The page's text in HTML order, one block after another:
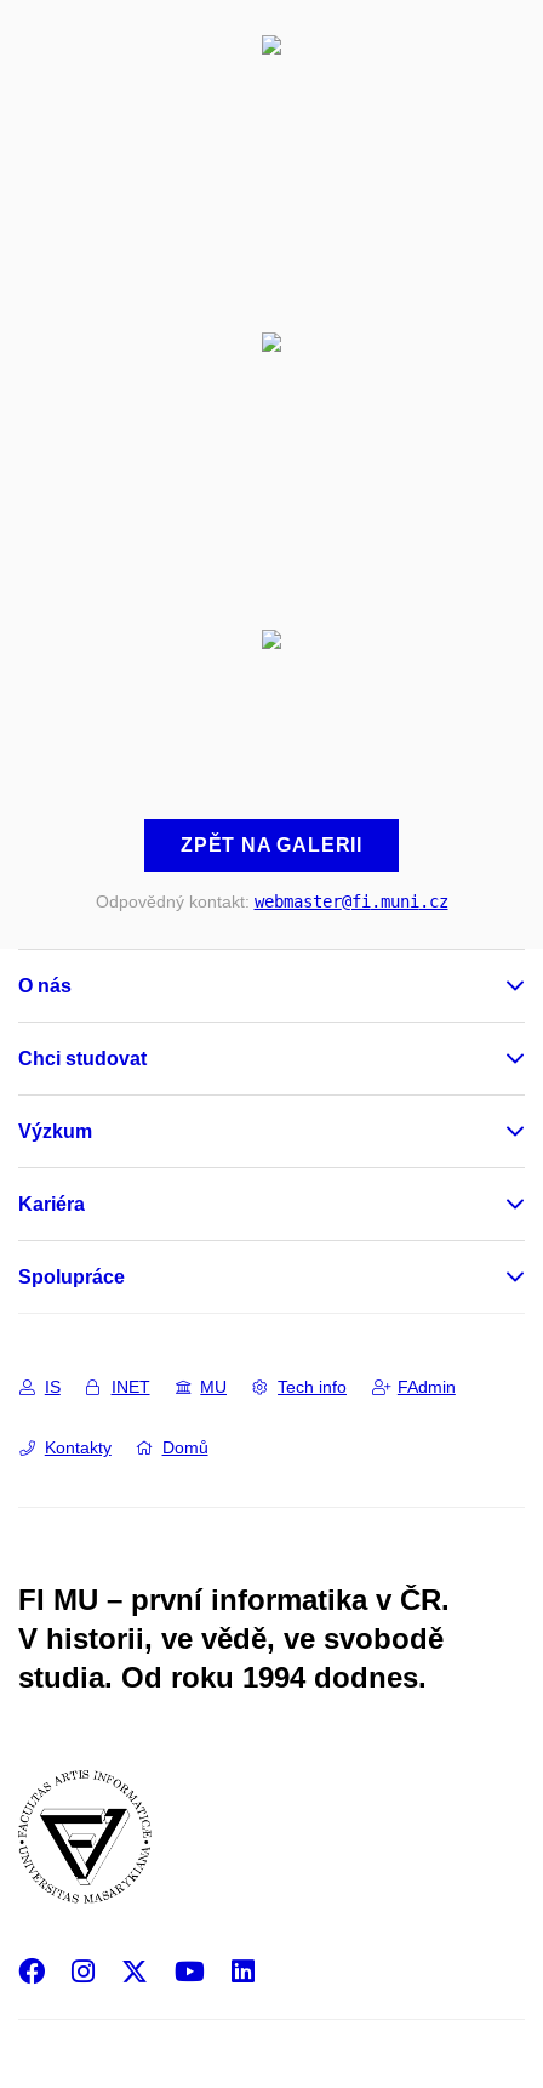
ZPĚT NA GALERII
Odpovědný kontakt: webmaster@fi .muni .cz
O nás
Chci studovat
Výzkum
Kariéra
Spolupráce
IS INET MU Tech info FAdmin
Kontakty Domů
FI MU – první informatika v ČR.
V historii, ve vědě, ve svobodě
studia. Od roku 1994 dodnes.
Facebook
InstagramYouTube